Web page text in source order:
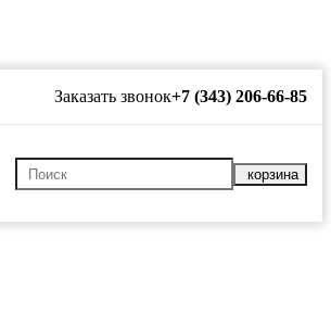
Заказать звонок+7 (343) 206-66-85
корзина